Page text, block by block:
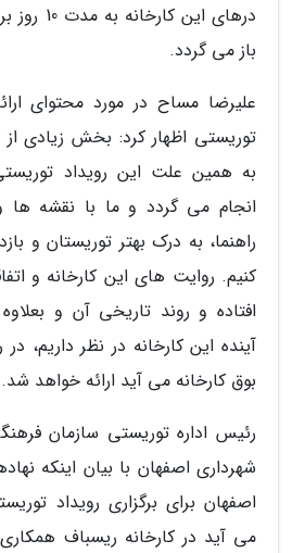
درهای
باز می گردد.
علیرضا مساح در مورد محتوای
توریستی اظهار کرد: بخش زیادی از
به همین علت این رویداد
انجام می گردد و ما با نقشه ها
راهنما، به درک بهتر توریستان و
کنیم. روایت های این کارخانه و
افتاده و روند تاریخی آن و
آینده این کارخانه در نظر داریم،
بوق کارخانه می آید ارائه خواهد شد.
رئیس اداره توریستی سازمان
شهرداری اصفهان با بیان اینکه
اصفهان برای برگزاری رویداد
می آید در کارخانه ریسباف همکاری